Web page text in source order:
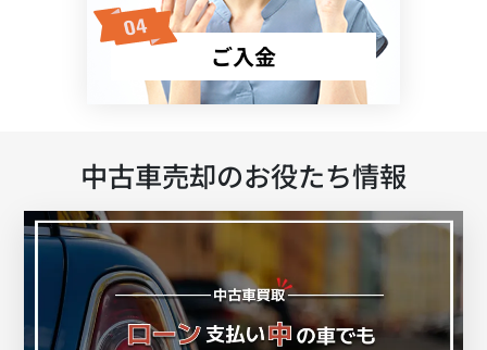
ご入金
中古車売却のお役たち情報